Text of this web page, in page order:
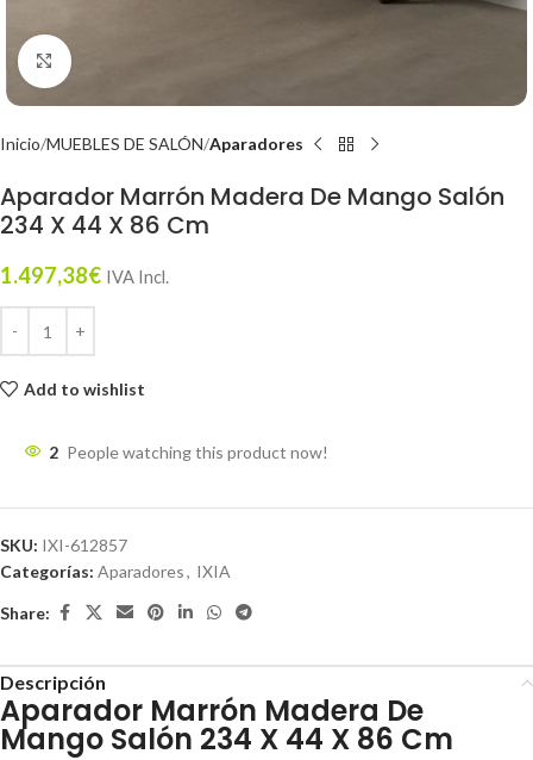
Click to enlarge
Inicio MUEBLES DE SALÓN Aparadores
Aparador Marrón Madera De Mango Salón
234 X 44 X 86 Cm
1.497,38€ IVA Incl.
Add to wishlist
2 People watching this product now!
SKU: IXI-612857
Categorías: Aparadores, IXIA
Share:
Descripción
Aparador Marrón Madera De
Mango Salón 234 X 44 X 86 Cm